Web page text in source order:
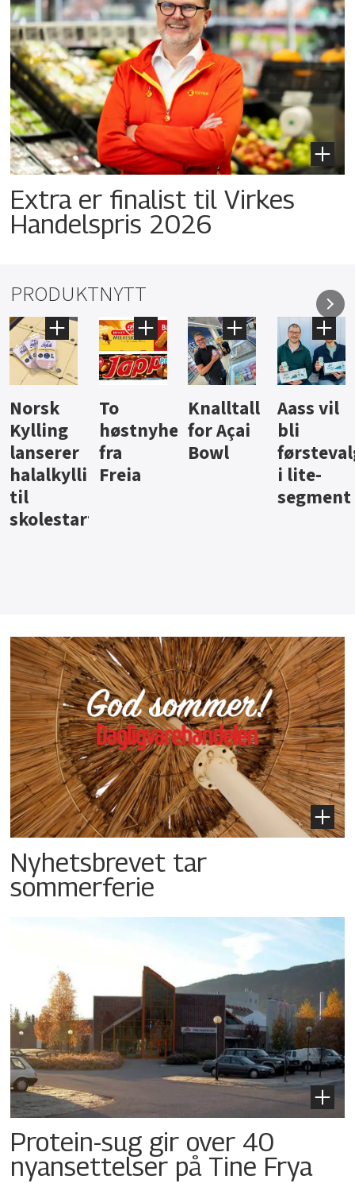
Extra er finalist til Virkes
Handelspris 2026
PRODUKTNYTT
Knalltall
for Açai
Bowl
Aass vil
bli
førstevalg
i lite-
Brus og
jus fra
Berentsen
Hard
iste fra
Hansa
Nyhetsbrevet tar
sommerferie
Protein-sug gir over 40
nyansettelser på Tine Frya